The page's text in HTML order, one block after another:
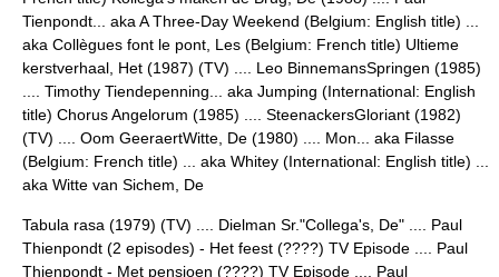
Tienpondt... aka A Three-Day Weekend (Belgium: English title) ...
aka Collègues font le pont, Les (Belgium: French title) Ultieme
kerstverhaal, Het (1987) (TV) .... Leo BinnemansSpringen (1985)
.... Timothy Tiendepenning... aka Jumping (International: English
title) Chorus Angelorum (1985) .... SteenackersGloriant (1982)
(TV) .... Oom GeeraertWitte, De (1980) .... Mon... aka Filasse
(Belgium: French title) ... aka Whitey (International: English title) ...
aka Witte van Sichem, De
Tabula rasa (1979) (TV) .... Dielman Sr."Collega's, De" .... Paul
Thienpondt (2 episodes) - Het feest (????) TV Episode .... Paul
Thienpondt - Met pensioen (????) TV Episode .... Paul